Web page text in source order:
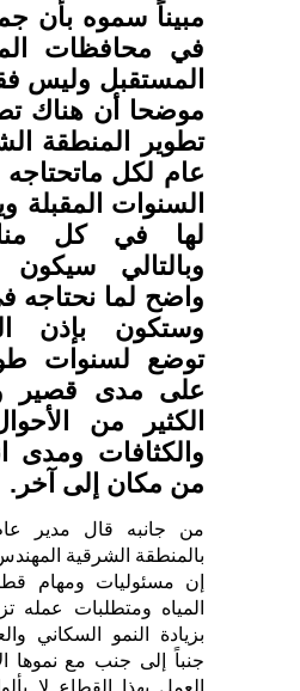
مبيناً سموه بأن
في محافظات
المستقبل وليس
موضحا أن هناك
تطوير المنطقة
عام لكل
السنوات المقبلة
لها في كل
وبالتالي سيكون
واضح لما نحتاجه
وستكون بإذن
توضع لسنوات
على مدى قصير
الكثير من
والكثافات ومدى
من مكان إلى آخر.
من جانبه قال مدير
بالمنطقة الشرقية
إن مسئوليات ومهام
المياه ومتطلبات عمله
بزيادة النمو السكاني
جنباً إلى جنب مع نموها
العمل بهذا القطاع لا